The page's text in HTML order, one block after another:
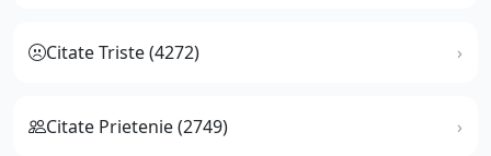
Citate Triste (4272)
Citate Prietenie (2749)